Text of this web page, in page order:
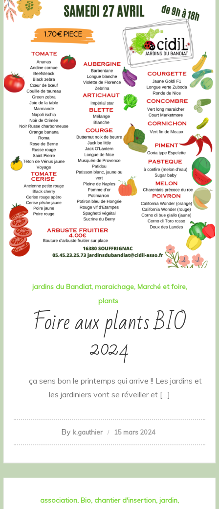
jardins du Bandiat maraichage Marché et foire
plants
Foire aux plants BIO
2024
ça sens bon le printemps qui arrive !! Les jardins et
les jardiniers vont se réveiller et […]
By k.gauthier 15 mars 2024
association Bio chantier d'insertion jardin